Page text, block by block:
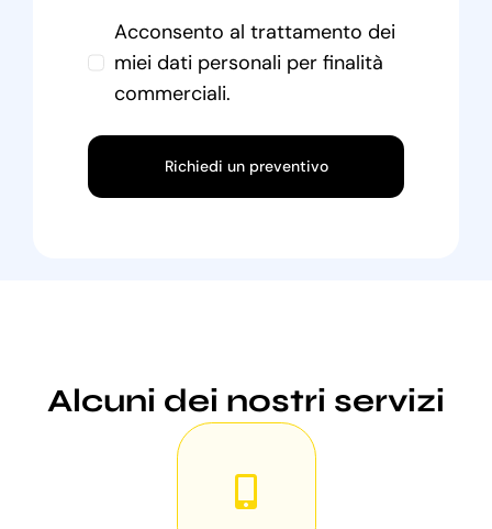
Acconsento al trattamento dei
miei dati personali per finalità
commerciali.
Richiedi un preventivo
Alcuni dei nostri servizi